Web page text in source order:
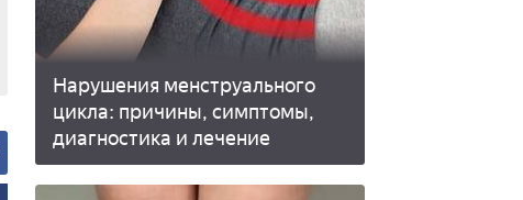
Нарушения менструального
цикла: причины, симптомы,
диагностика и лечение